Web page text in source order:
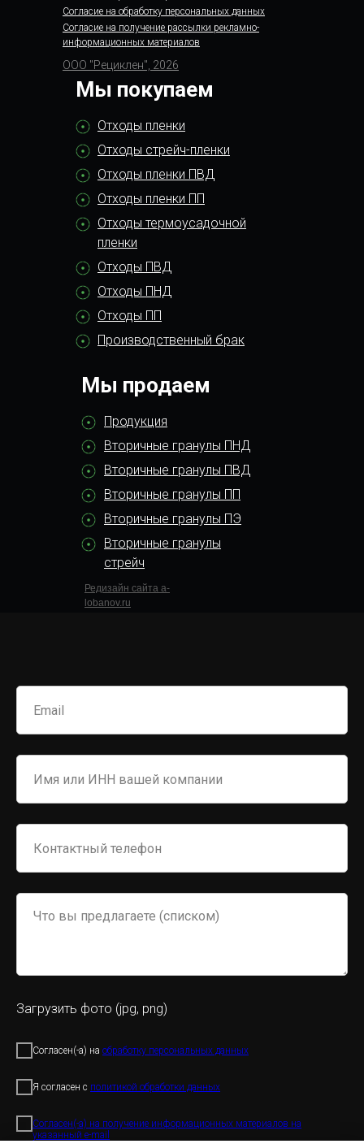
ООО "Рециклен", 2026
Согласие на получение рассылки рекламно-
информационных материалов
Согласие на обработку персональных данных
Редизайн сайта a-
lobanov.ru
Продукция
Вторичные гранулы ПНД
Вторичные гранулы ПВД
Вторичные гранулы ПП
Вторичные гранулы ПЭ
Вторичные гранулы
стрейч
Мы продаем
Отходы пленки
Отходы стрейч-пленки
Отходы пленки ПВД
Отходы пленки ПП
Отходы термоусадочной
пленки
Отходы ПВД
Отходы ПНД
Отходы ПП
Производственный брак
Мы покупаем
Загрузить фото (jpg, png)
Согласен(-а) на обработку персональных данных
Я согласен с политикой обработки данных
Согласен(-а) на получение информационных материалов на
указанный e-mail